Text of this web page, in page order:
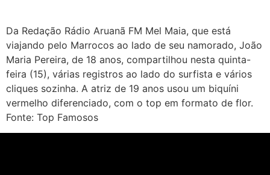
Da Redação Rádio Aruanã FM Mel Maia, que está
viajando pelo Marrocos ao lado de seu namorado, João
Maria Pereira, de 18 anos, compartilhou nesta quinta-
feira (15), várias registros ao lado do surfista e vários
cliques sozinha. A atriz de 19 anos usou um biquíni
vermelho diferenciado, com o top em formato de flor.
Fonte: Top Famosos